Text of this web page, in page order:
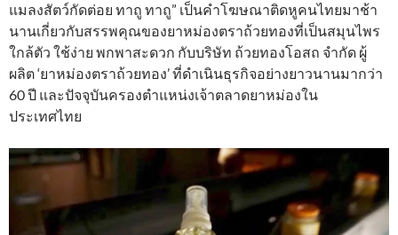
แมลงสัตว์กัดต่อย ทาถู ทาถู” เป็นคำโฆษณาติดหูคนไทยมาช้า
นานเกี่ยวกับสรรพคุณของยาหม่องตราถ้วยทองที่เป็นสมุนไพร
ใกล้ตัว ใช้ง่าย พกพาสะดวก กับบริษัท ถ้วยทองโอสถ จำกัด ผู้
ผลิต ‘ยาหม่องตราถ้วยทอง’ ที่ดำเนินธุรกิจอย่างยาวนานมากว่า
60 ปี และปัจจุบันครองตำแหน่งเจ้าตลาดยาหม่องใน
ประเทศไทย